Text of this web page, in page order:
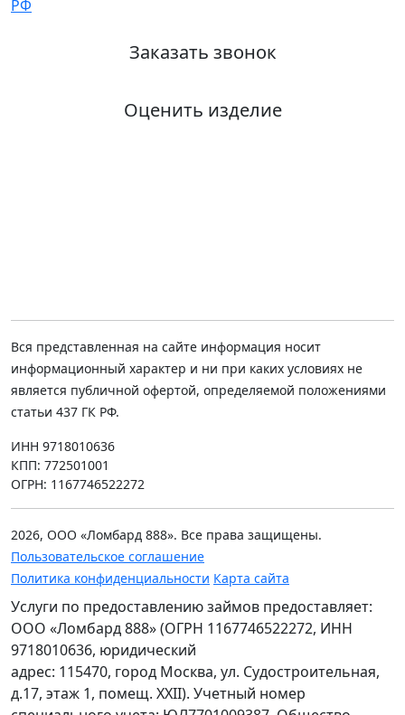
Заказать звонок
Оценить изделие
Вся представленная на сайте информация носит
информационный характер и ни при каких условиях не
является публичной офертой, определяемой положениями
статьи 437 ГК РФ.
ИНН 9718010636
КПП: 772501001
ОГРН: 1167746522272
2026, ООО «Ломбард 888». Все права защищены.
Пользовательское соглашение
Политика конфиденциальности Карта сайта
Услуги по предоставлению займов предоставляет:
ООО «Ломбард 888» (ОГРН 1167746522272, ИНН
9718010636, юридический
адрес: 115470, город Москва, ул. Судостроительная,
д.17, этаж 1, помещ. XXII). Учетный номер